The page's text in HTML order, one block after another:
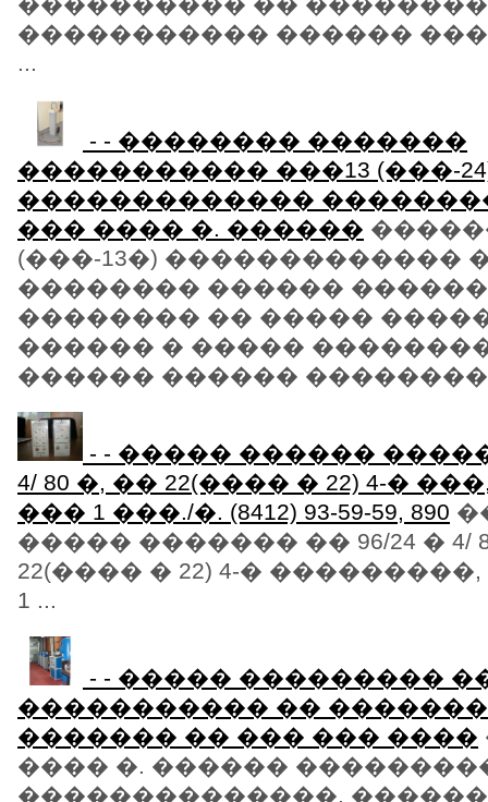
����������� ������
...
- - �������� �������
����������� ���13 (���-
�������������
��� ���� �. ������
(���-13�) �������������
�������� ������
�������� �� �����
������ � �����
������ ������
- - ����� ������
4/ 80 �, �� 22(���� � 22) 4-�
��� 1 ���./�. (8412) 93-59-59, 890
����� ������� �� 96/24 � 4/
22(���� � 22) 4-�
1 ...
- - ����� ���������
����������� ��
������� �� ��� ��� ����
���� �. ������
��������������,